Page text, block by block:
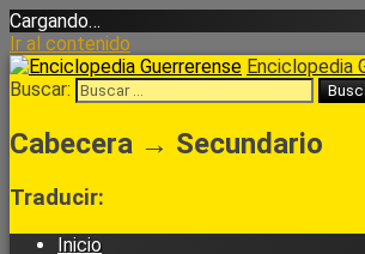
Cargando…
Ir al contenido
Enciclopedia
Buscar:
Cabecera → Secundario
Traducir:
Inicio